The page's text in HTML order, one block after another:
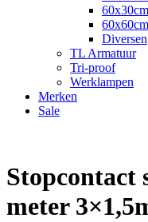
60x30cm
60x60cm
Diversen
TL Armatuur
Tri-proof
Werklampen
Merken
Sale
Stopcontact
meter